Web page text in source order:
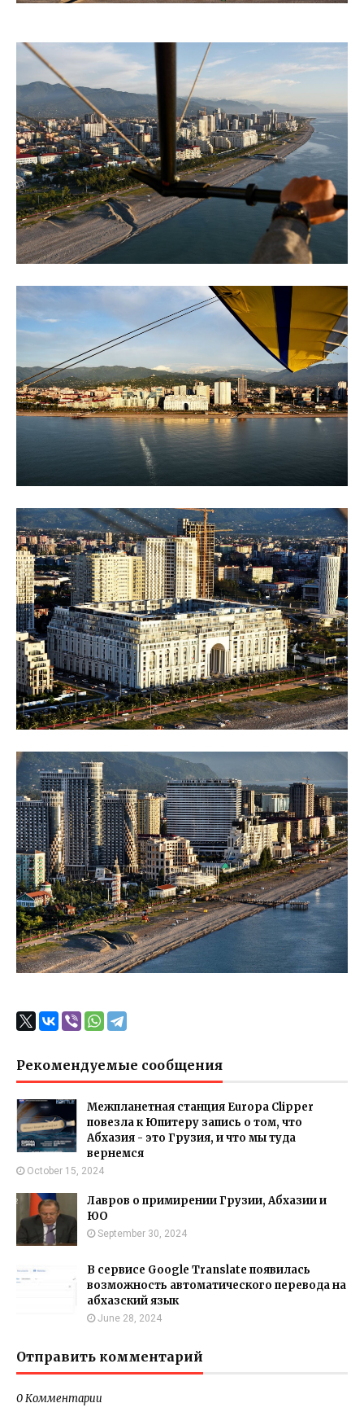
Рекомендуемые сообщения
Межпланетная станция Europa Clipper
повезла к Юпитеру запись о том, что
Абхазия - это Грузия, и что мы туда
вернемся
October 15, 2024
Лавров о примирении Грузии, Абхазии и
ЮО
September 30, 2024
В сервисе Google Translate появилась
возможность автоматического перевода на
абхазский язык
June 28, 2024
Отправить комментарий
0 Комментарии